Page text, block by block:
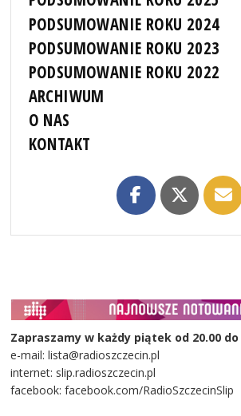
PODSUMOWANIE ROKU 2024
PODSUMOWANIE ROKU 2023
PODSUMOWANIE ROKU 2022
ARCHIWUM
O NAS
KONTAKT
Zapraszamy w każdy piątek od 20.00 do
e-mail: lista@radioszczecin.pl
internet: slip.radioszczecin.pl
facebook: facebook.com/RadioSzczecinSlip